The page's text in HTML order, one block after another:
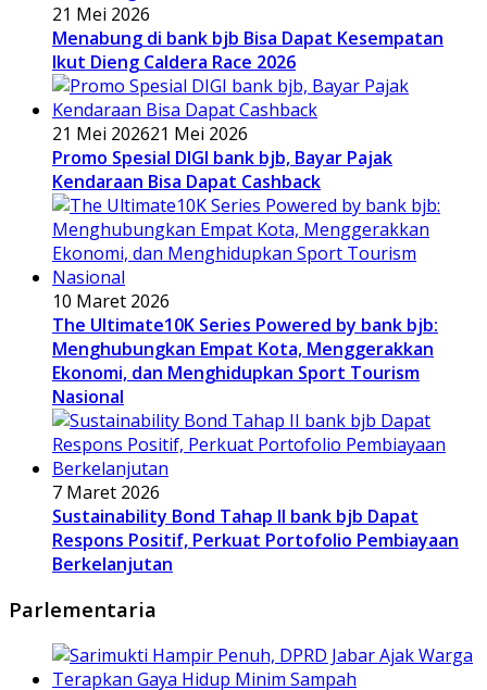
21 Mei 2026
Menabung di bank bjb Bisa Dapat Kesempatan
Ikut Dieng Caldera Race 2026
21 Mei 202621 Mei 2026
Promo Spesial DIGI bank bjb, Bayar Pajak
Kendaraan Bisa Dapat Cashback
10 Maret 2026
The Ultimate10K Series Powered by bank bjb:
Menghubungkan Empat Kota, Menggerakkan
Ekonomi, dan Menghidupkan Sport Tourism
Nasional
7 Maret 2026
Sustainability Bond Tahap II bank bjb Dapat
Respons Positif, Perkuat Portofolio Pembiayaan
Berkelanjutan
Parlementaria